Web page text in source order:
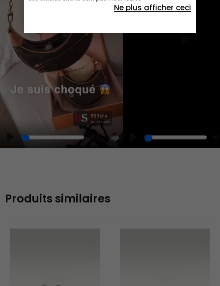
Play UnmuteEnter
Play
Produits similaires
Ne plus afficher ceci